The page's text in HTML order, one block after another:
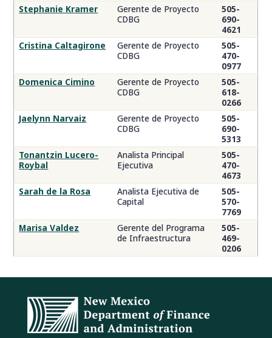
Stephanie Kramer
Gerente de Proyecto
CDBG
505-
690-
4621
Cristina Caltagirone
Gerente de Proyecto
CDBG
505-
470-
0977
Domenica Cimino
Gerente de Proyecto
CDBG
505-
618-
0266
Jaelynn Narvaiz
Gerente de Proyecto
CDBG
505-
690-
5313
Tonantzin Lucero-
Roybal
Analista Principal
Ejecutiva
505-
470-
4673
Sarah de la Rosa
Analista Ejecutiva de
Capital
505-
570-
7769
Marisa Valdez
Gerente del Programa
de Infraestructura
505-
469-
0206